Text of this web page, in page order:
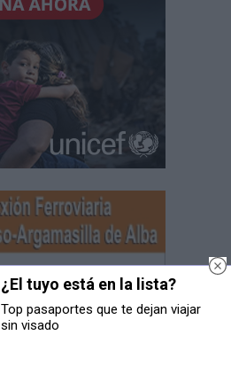
¿El tuyo está en la lista?
Top pasaportes que te dejan viajar
sin visado